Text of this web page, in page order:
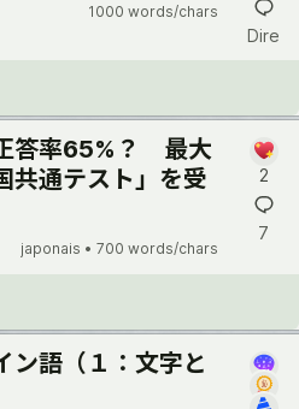
1000 words/chars
Dire
答率65%？ 最大
共通テスト」を受
japonais • 700 words/chars
2
7
ン語（１：文字と